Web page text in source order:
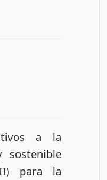
a la
sostenible
II) para la